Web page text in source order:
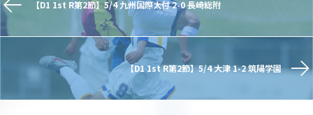
【D1 1st R第2節】5/4 九州国際大付 2-0 長崎総附
【D1 1st R第2節】5/4 大津 1-2 筑陽学園